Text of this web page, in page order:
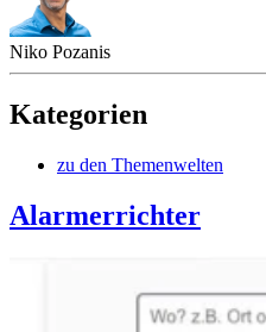
Niko Pozanis
Kategorien
zu den Themenwelten
Alarmerrichter